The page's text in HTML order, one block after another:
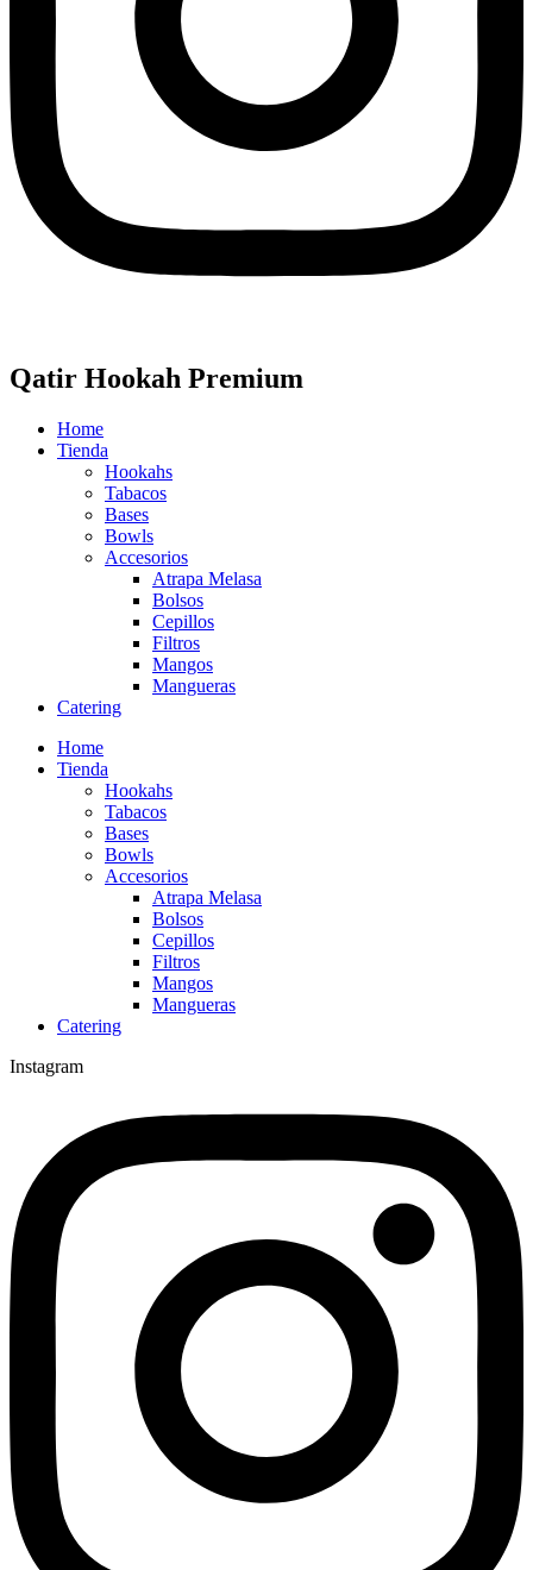
Qatir Hookah Premium
Home
Tienda
Hookahs
Tabacos
Bases
Bowls
Accesorios
Atrapa Melasa
Bolsos
Cepillos
Filtros
Mangos
Mangueras
Catering
Home
Tienda
Hookahs
Tabacos
Bases
Bowls
Accesorios
Atrapa Melasa
Bolsos
Cepillos
Filtros
Mangos
Mangueras
Catering
Instagram